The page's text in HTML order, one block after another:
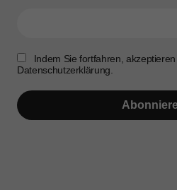
Indem Sie fortfahren,
Datenschutzerklärung.